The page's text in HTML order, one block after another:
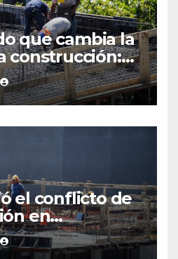
que cambia la
construcción:
subas reales y
2031
el conflicto de
en
donde el